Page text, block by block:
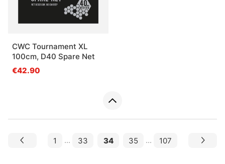
CWC Tournament XL
100cm, D40 Spare Net
€42.90
1 ... 33 34 35 ... 107